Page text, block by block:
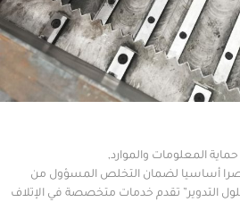
والموارد,
لضمان التخلص المسؤول من
تقدم خدمات متخصصة في الإتلاف